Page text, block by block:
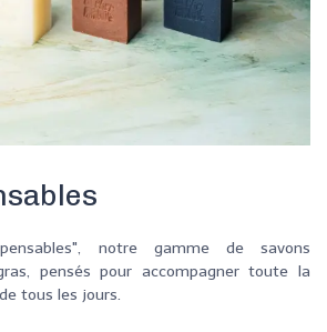
notre gamme de savons
pensés pour accompagner toute la
tous les jours.